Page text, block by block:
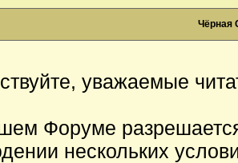
Чёрная
уважаемые
Форуме
нескольких